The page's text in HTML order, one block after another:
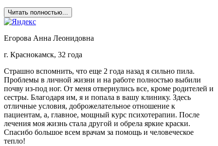
Читать полностью...
Егорова Анна Леонидовна
г. Краснокамск, 32 года
Страшно вспомнить, что еще 2 года назад я сильно пила.
Проблемы в личной жизни и на работе полностью выбили
почву из-под ног. От меня отвернулись все, кроме родителей и
сестры. Благодаря им, я и попала в вашу клинику. Здесь
отличные условия, доброжелательное отношение к
пациентам, а, главное, мощный курс психотерапии. После
лечения моя жизнь стала другой и обрела яркие краски.
Спасибо большое всем врачам за помощь и человеческое
тепло!